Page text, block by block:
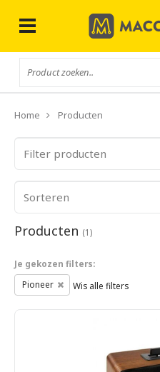
Home Producten
Filter producten
Sorteren
Producten (1)
Je gekozen filters:
Pioneer Wis alle filters